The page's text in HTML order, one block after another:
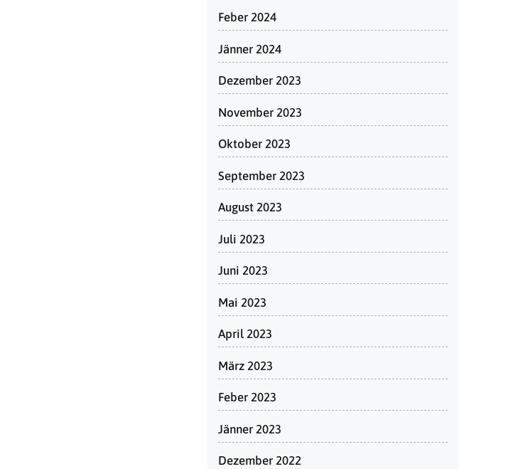
Feber 2024
Jänner 2024
Dezember 2023
November 2023
Oktober 2023
September 2023
August 2023
Juli 2023
Juni 2023
Mai 2023
April 2023
März 2023
Feber 2023
Jänner 2023
Dezember 2022